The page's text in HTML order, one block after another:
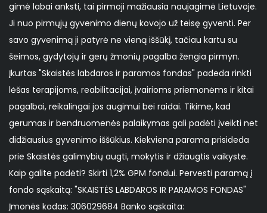
gimė labai anksti, tai pirmoji mažiausia naujagimė Lietuvoje.
Ji nuo pirmųjų gyvenimo dienų kovojo už teisę gyventi. Per
savo gyvenimą ji patyrė ne vieną iššūkį, tačiau kartu su
šeimos, gydytojų ir gerų žmonių pagalba žengia pirmyn.
Įkurtas "Skaistės labdaros ir paramos fondas" padeda rinkti
lėšas terapijoms, reabilitacijai, įvairioms priemonėms ir kitai
pagalbai, reikalingai jos augimui bei raidai. Tikime, kad
gerumas ir bendruomenės palaikymas gali padėti įveikti net
didžiausius gyvenimo iššūkius. Kiekviena parama prisideda
prie Skaistės galimybių augti, mokytis ir džiaugtis vaikyste.
Kaip galite padėti? Skirti 1,2% GPM fondui. Pervesti paramą į
fondo sąskaitą: "SKAISTĖS LABDAROS IR PARAMOS FONDAS"
Įmonės kodas: 306029684 Banko sąskaita: